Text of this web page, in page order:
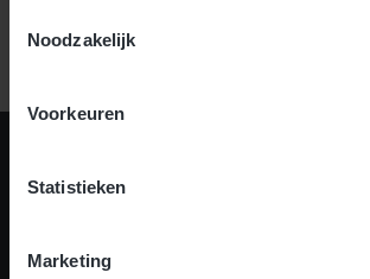
Noodzakelijk
Voorkeuren
Statistieken
Marketing